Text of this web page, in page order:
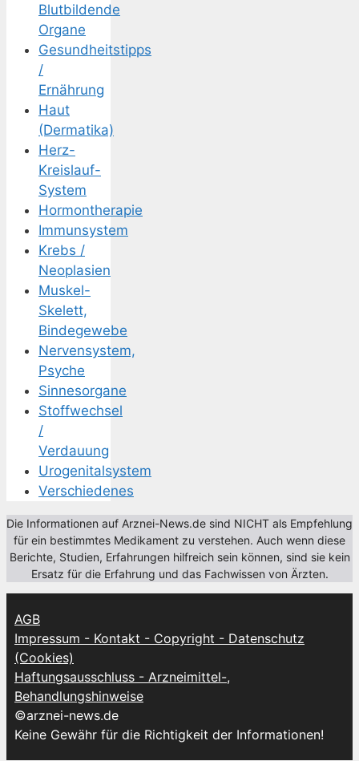
Blutbildende
Organe
Gesundheitstipps
/
Ernährung
Haut
(Dermatika)
Herz-
Kreislauf-
System
Hormontherapie
Immunsystem
Krebs /
Neoplasien
Muskel-
Skelett,
Bindegewebe
Nervensystem,
Psyche
Sinnesorgane
Stoffwechsel
/
Verdauung
Urogenitalsystem
Verschiedenes
Die Informationen auf Arznei-News.de sind NICHT als Empfehlung
für ein bestimmtes Medikament zu verstehen. Auch wenn diese
Berichte, Studien, Erfahrungen hilfreich sein können, sind sie kein
Ersatz für die Erfahrung und das Fachwissen von Ärzten.
AGB
Impressum - Kontakt - Copyright - Datenschutz
(Cookies)
Haftungsausschluss - Arzneimittel-,
Behandlungshinweise
©arznei-news.de
Keine Gewähr für die Richtigkeit der Informationen!